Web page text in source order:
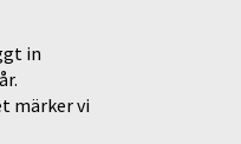
in
märker vi